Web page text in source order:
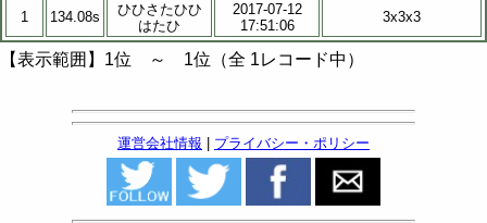
1 134.08s
ひひさたひひ
はたひ
2017-07-12
17:51:06
3x3x3
【表示範囲】1位 ～ 1位（全 1レコード中）
運営会社情報 | プライバシー・ポリシー